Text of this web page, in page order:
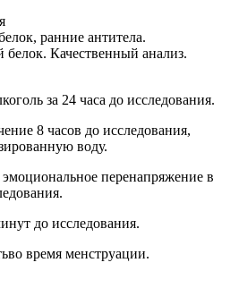
ранние антитела.
Качественный анализ.
за 24 часа до исследования.
8 часов до исследования,
воду.
перенапряжение в
до исследования.
время менструации.